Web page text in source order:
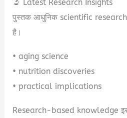
🔬 Latest Research Insights
पुस्तक आधुनिक scientific research
है।
• aging science
• nutrition discoveries
• practical implications
Research-based knowledge